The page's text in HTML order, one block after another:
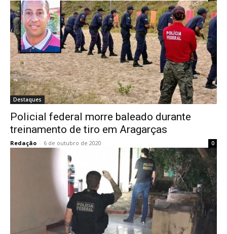
Destaques
Policial federal morre baleado durante
treinamento de tiro em Aragarças
Redação - 6 de outubro de 2020 0